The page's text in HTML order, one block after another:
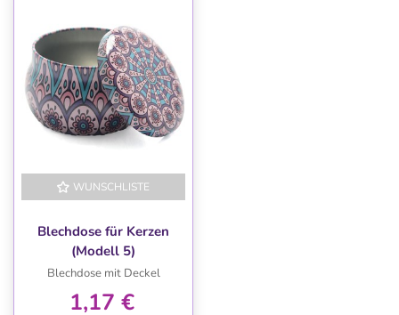
WUNSCHLISTE
Blechdose für Kerzen
(Modell 5)
Blechdose mit Deckel
1,17 €